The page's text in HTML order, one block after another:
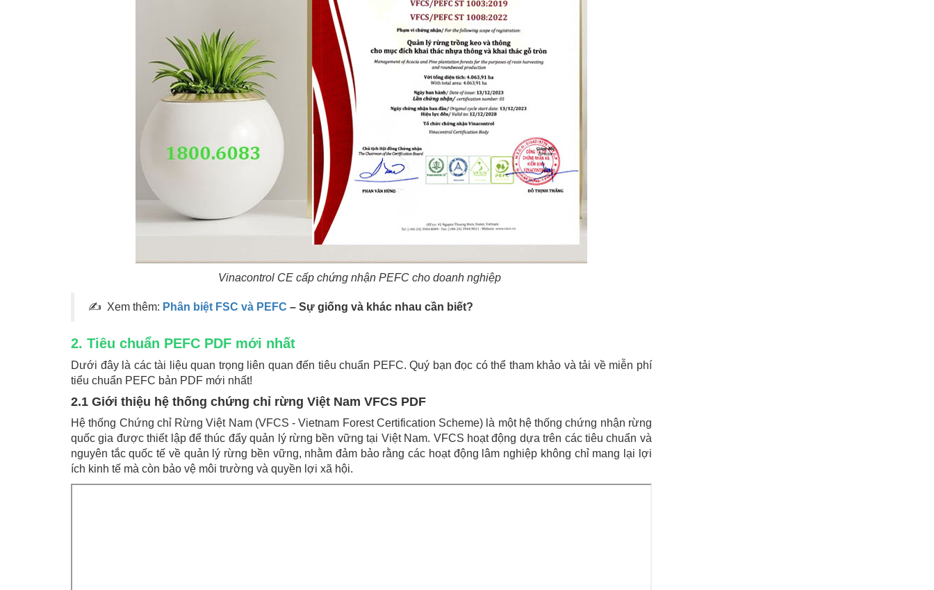
Vinacontrol CE cấp chứng nhận PEFC cho doanh nghiệp
✍ Xem thêm: Phân biệt FSC và PEFC – Sự giống và khác nhau cần biết?
2. Tiêu chuẩn PEFC PDF mới nhất
Dưới đây là các tài liệu quan trọng liên quan đến tiêu chuẩn PEFC. Quý bạn đọc có thể tham khảo và tải về miễn phí
tiểu chuẩn PEFC bản PDF mới nhất!
2.1 Giới thiệu hệ thống chứng chỉ rừng Việt Nam VFCS PDF
Hệ thống Chứng chỉ Rừng Việt Nam (VFCS - Vietnam Forest Certification Scheme) là một hệ thống chứng nhận rừng
quốc gia được thiết lập để thúc đẩy quản lý rừng bền vững tại Việt Nam. VFCS hoạt động dựa trên các tiêu chuẩn và
nguyên tắc quốc tế về quản lý rừng bền vững, nhằm đảm bảo rằng các hoạt động lâm nghiệp không chỉ mang lại lợi
ích kinh tế mà còn bảo vệ môi trường và quyền lợi xã hội.